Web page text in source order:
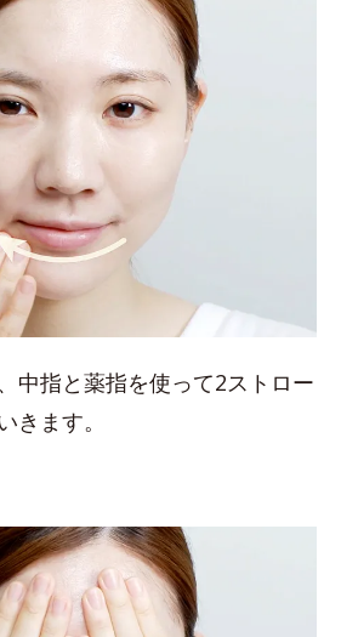
中指と薬指を使って2ストロー
きます。